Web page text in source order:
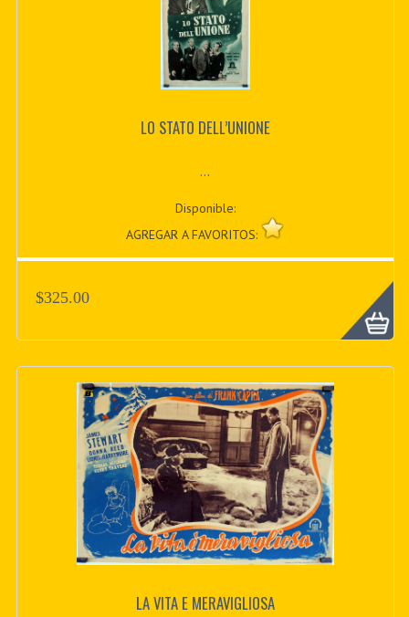
LO STATO DELL’UNIONE
...
Disponible:
AGREGAR A FAVORITOS:
$325.00
LA VITA E MERAVIGLIOSA